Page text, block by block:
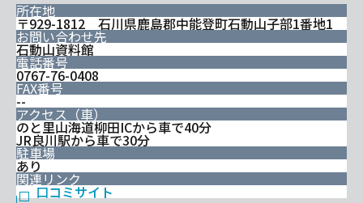
所在地
〒929-1812 石川県鹿島郡中能登町石動山子部1番地1
お問い合わせ先
石動山資料館
電話番号
0767-76-0408
FAX番号
--
アクセス（車）
のと里山海道柳田ICから車で40分
JR良川駅から車で30分
駐車場
あり
関連リンク
口コミサイト